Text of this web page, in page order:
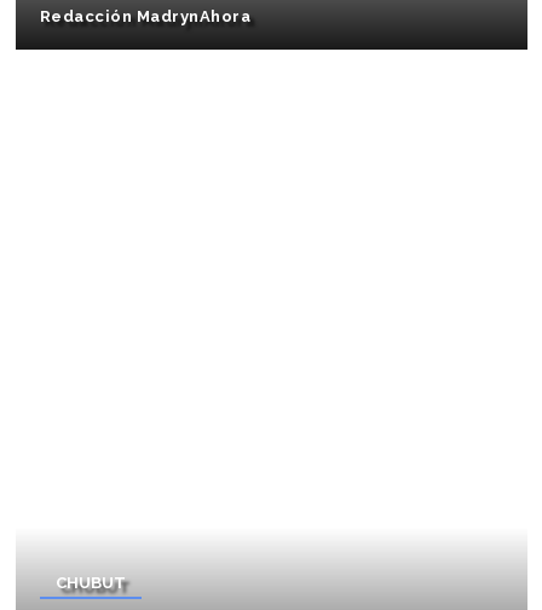
Redacción MadrynAhora
CHUBUT